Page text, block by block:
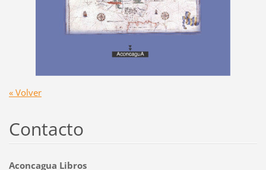
« Volver
Contacto
Aconcagua Libros